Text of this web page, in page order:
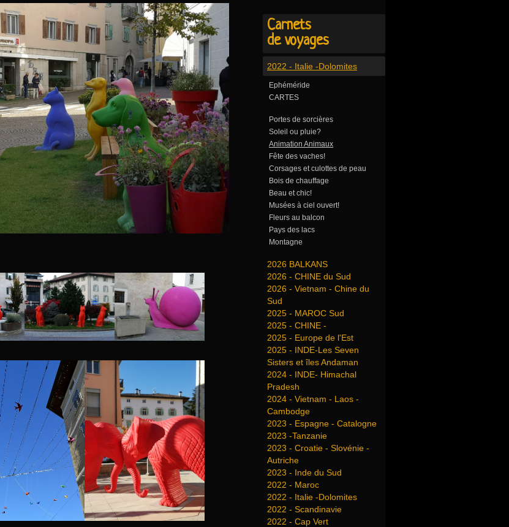
Carnets
de voyages
2022 - Italie -Dolomites
Ephéméride
CARTES
Portes de sorcières
Soleil ou pluie?
Animation Animaux
Fête des vaches!
Corsages et culottes de peau
Bois de chauffage
Beau et chic!
Musées à ciel ouvert!
Fleurs au balcon
Pays des lacs
Montagne
2026 BALKANS
2026 - CHINE du Sud
2026 - Vietnam - Chine du
Sud
2025 - MAROC Sud
2025 - CHINE -
2025 - Europe de l'Est
2025 - INDE-Les Seven
Sisters et îles Andaman
2024 - INDE- Himachal
Pradesh
2024 - Vietnam - Laos -
Cambodge
2023 - Espagne - Catalogne
2023 -Tanzanie
2023 - Croatie - Slovénie -
Autriche
2023 - Inde du Sud
2022 - Maroc
2022 - Italie -Dolomites
2022 - Scandinavie
2022 - Cap Vert